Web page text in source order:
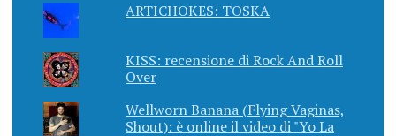
ARTICHOKES: TOSKA
KISS: recensione di Rock And Roll
Over
Wellworn Banana (Flying Vaginas,
Shout): è online il video di "Yo La